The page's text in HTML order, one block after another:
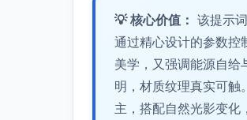
💡 核心价值： 该提示
通过精心设计的参数控
美学，又强调能源自给
明，材质纹理真实可触
主，搭配自然光影变化